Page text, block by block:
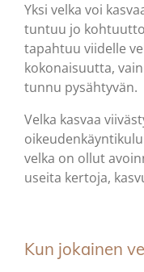
Yksi velka voi
tuntuu jo
tapahtuu viidelle
kokonaisuutta,
tunnu pysähtyvän.
Velka kasvaa
velka on ollut
useita kertoja,
Kun jokainen